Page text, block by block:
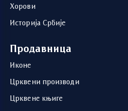
Хорови
Историја Србије
Продавница
Иконе
Црквени производи
Црквене књиге